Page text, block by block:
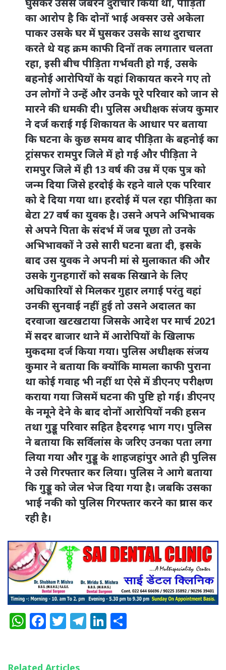
का आरोप है कि दोनों भाई अक्सर उसे अकेला
पाकर उसके घर में घुसकर उसके साथ दुराचार
करते थे यह क्रम काफी दिनों तक लगातार चलता
रहा, इसी बीच पीड़िता गर्भवती हो गई, उसके
बहनोई आरोपियों के यहां शिकायत करने गए तो
उन लोगों ने उन्हें और उनके पूरे परिवार को जान से
मारने की धमकी दी। पुलिस अधीक्षक संजय कुमार
ने दर्ज कराई गई शिकायत के आधार पर बताया
कि घटना के कुछ समय बाद पीड़िता के बहनोई का
ट्रांसफर रामपुर जिले में हो गई और पीड़िता ने
रामपुर जिले में ही 13 वर्ष की उम्र में एक पुत्र को
जन्म दिया जिसे हरदोई के रहने वाले एक परिवार
को दे दिया गया था। हरदोई में पल रहा पीड़िता का
बेटा 27 वर्ष का युवक है। उसने अपने अभिभावक
से अपने पिता के संदर्भ में जब पूछा तो उनके
अभिभावकों ने उसे सारी घटना बता दी, इसके
बाद उस युवक ने अपनी मां से मुलाकात की और
उसके गुनहगारों को सबक सिखाने के लिए
अधिकारियों से मिलकर गुहार लगाई परंतु वहां
उनकी सुनवाई नहीं हुई तो उसने अदालत का
दरवाजा खटखटाया जिसके आदेश पर मार्च 2021
में सदर बाजार थाने में आरोपियों के खिलाफ
मुकदमा दर्ज किया गया। पुलिस अधीक्षक संजय
कुमार ने बताया कि क्योंकि मामला काफी पुराना
था कोई गवाह भी नहीं था ऐसे में डीएनए परीक्षण
कराया गया जिसमें घटना की पुष्टि हो गई। डीएनए
के नमूने देने के बाद दोनों आरोपियों नकी हसन
तथा गुड्डू परिवार सहित हैदरगढ़ भाग गए। पुलिस
ने बताया कि सर्विलांस के जरिए उनका पता लगा
लिया गया और गुड्डू के शाहजहांपुर आते ही पुलिस
ने उसे गिरफ्तार कर लिया। पुलिस ने आगे बताया
कि गुड्डू को जेल भेज दिया गया है। जबकि उसका
भाई नकी को पुलिस गिरफ्तार करने का प्रयास कर
रही है।
W F T T Li
Related Articles